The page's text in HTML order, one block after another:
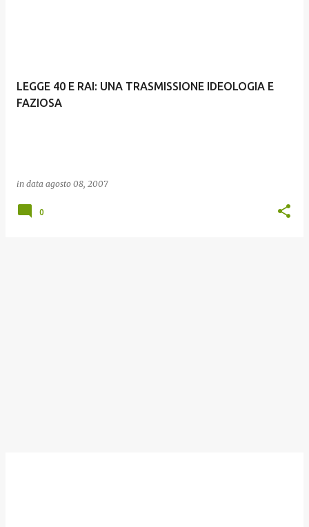
LEGGE 40 E RAI: UNA TRASMISSIONE IDEOLOGIA E
FAZIOSA
in data agosto 08, 2007
0